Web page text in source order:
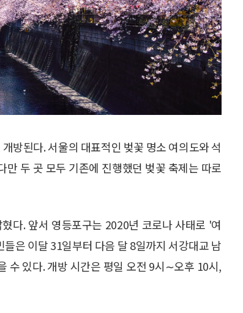
방된다. 서울의 대표적인 벚꽃 명소 여의도와 석
두 곳 모두 기존에 진행했던 벚꽃 축제는 따로
다. 앞서 영등포구는 2020년 코로나 사태로 '여
은 이달 31일부터 다음 달 8일까지 서강대교 남
수 있다. 개방 시간은 평일 오전 9시∼오후 10시,